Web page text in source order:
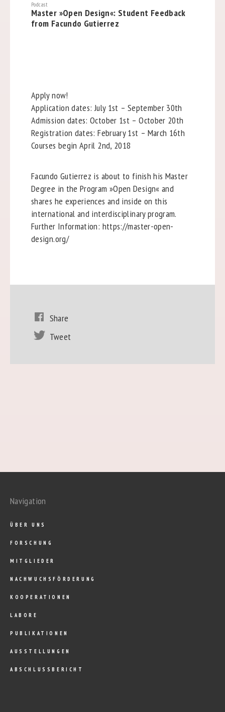
Podcast
Master »Open Design«: Student Feedback
from Facundo Gutierrez
Apply now!
Application dates: July 1st – September 30th
Admission dates: October 1st – October 20th
Registration dates: February 1st – March 16th
Courses begin April 2nd, 2018
Facundo Gutierrez is about to finish his Master
Degree in the Program »Open Design« and
shares he experiences and inside on this
international and interdisciplinary program.
Further Information: https://master-open-
design.org/
Share
Tweet
Navigation
ÜBER UNS
FORSCHUNG
MITGLIEDER
NACHWUCHSFÖRDERUNG
KOOPERATIONEN
LABORE
PUBLIKATIONEN
AUSSTELLUNGEN
ABSCHLUSSBERICHT